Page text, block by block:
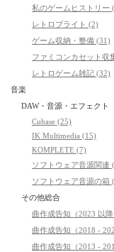
私のゲームヒストリー
レトロブライト (2)
ゲーム収納・整備 (31)
ファミコンカセット収
レトロゲーム雑記 (32)
音楽
DAW・音源・エフェクト
Cubase (25)
IK Multimedia (15)
KOMPLETE (7)
ソフトウェア音源関連
ソフトウェア音源の箱
その他総合
曲作成告知（2023 以
曲作成告知（2018 -
曲作成告知（2013 -